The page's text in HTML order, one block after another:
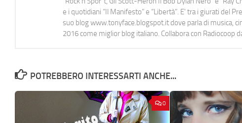
e i quotidiani “Il Manifesto” e “Libertà”. E' tra i giurati del
suo blog www.tonyface.blogspot.it dove parla di musica,
2016 come miglior blog italiano. Collabora con Radiocoop
POTREBBERO INTERESSARTI ANCHE...
0